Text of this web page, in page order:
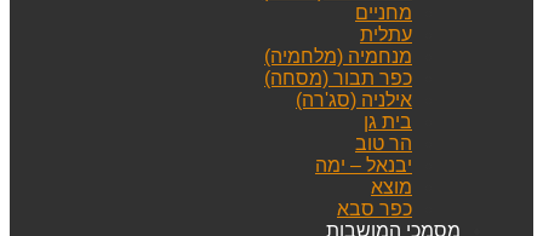
מחניים
עתלית
מנחמיה (מלחמיה)
כפר תבור (מסחה)
אילניה (סג'רה)
בית גן
הר טוב
יבנאל – ימה
מוצא
כפר סבא
מסמכי המושבות